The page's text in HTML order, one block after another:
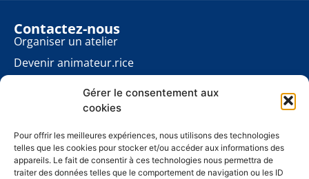
Gérer le consentement aux
cookies
Pour offrir les meilleures expériences, nous utilisons des technologies
telles que les cookies pour stocker et/ou accéder aux informations des
appareils. Le fait de consentir à ces technologies nous permettra de
traiter des données telles que le comportement de navigation ou les ID
Contactez-nous
Organiser un atelier
Devenir animateur.rice
Contact presse
À propos
Mentions légales